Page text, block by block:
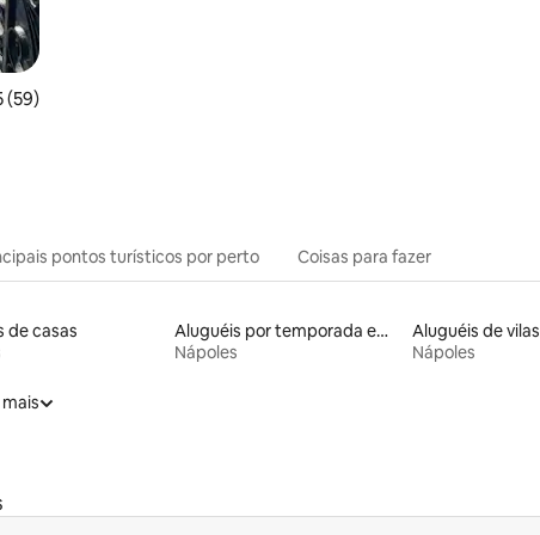
uma avaliação média de 5, 59 avaliações
(59)
pontos turísticos por perto Coisas para fazer
de casas
Aluguéis por temporada em albergue
Nápoles
Aluguéis de vilas
Nápoles